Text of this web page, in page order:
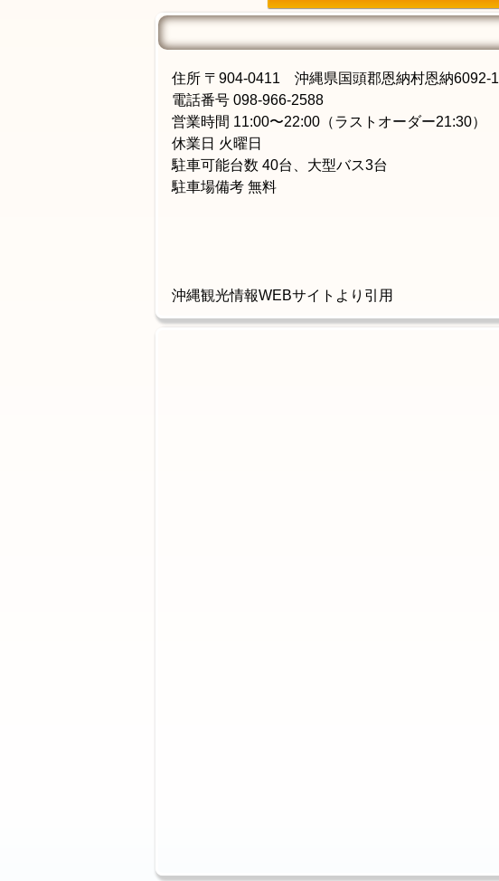
住所 〒904-0411 沖縄県国頭郡恩納村恩納6092-1
電話番号 098-966-2588
営業時間 11:00〜22:00（ラストオーダー21:30）
休業日 火曜日
駐車可能台数 40台、大型バス3台
駐車場備考 無料
沖縄観光情報WEBサイトより引用